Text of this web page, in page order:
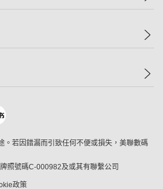
。若因錯漏而引致任何不便或損失，美聯數碼
照號碼C-000982及或其有聯繫公司
政策